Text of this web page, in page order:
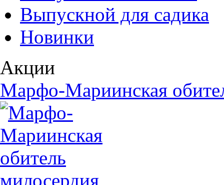
Выпускной для садика
Новинки
Акции
Марфо-Мариинская